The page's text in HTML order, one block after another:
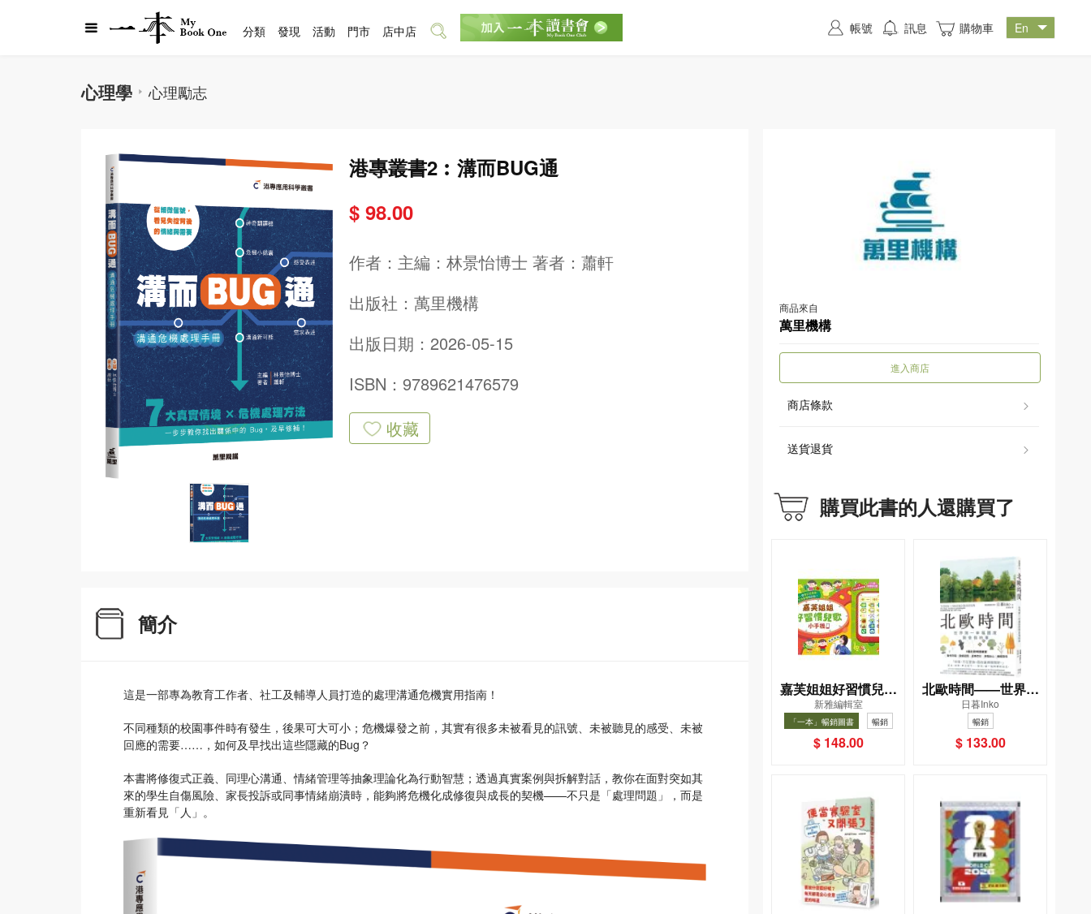
心理學 心理勵志
港專叢書2︰溝而BUG通
$ 98.00
作者： 主編：林景怡博士 著者：蕭軒
出版社： 萬里機構
出版日期：2026-05-15
ISBN：9789621476579
收藏
簡介
這是一部專為教育工作者、社工及輔導人員打造的處理溝通危機實用指南！
不同種類的校園事件時有發生，後果可大可小；危機爆發之前，其實有很多未被看見的訊號、未被聽見的感受、未被
回應的需要……，如何及早找出這些隱藏的Bug？
本書將修復式正義、同理心溝通、情緒管理等抽象理論化為行動智慧；透過真實案例與拆解對話，教你在面對突如其
來的學生自傷風險、家長投訴或同事情緒崩潰時，能夠將危機化成修復與成長的契機——不只是「處理問題」，而是
重新看見「人」。
商品來自
萬里機構
進入商店
商店條款
送貨退貨
購買此書的人還購買了
嘉芙姐姐好習慣兒歌
小手機
新雅編輯室
「一本」暢銷圖書 暢銷
$ 148.00
北歐時間——世界第
一幸福國度教會我的
事
日暮Inko
暢銷
$ 133.00
分類 發現 活動 門市 店中店 帳號 訊息 購物車